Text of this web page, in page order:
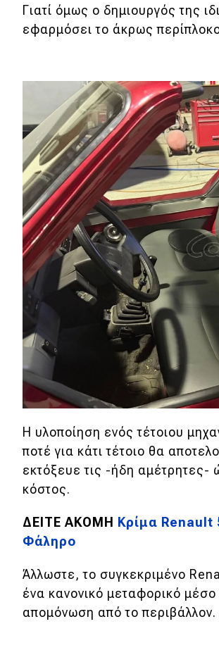
Συμβουλές
eDRIVE
DRIVE USED
Γιατί όμως ο δημιουργός της
εφαρμόσει το άκρως
Η υλοποίηση ενός τέτοιου
ποτέ για κάτι τέτοιο θα
εκτόξευε τις -ήδη αμέτρητες-
κόστος.
ΔΕΙΤΕ ΑΚΟΜΗ Κρίμα Renault
Φάληρο
Άλλωστε, το συγκεκριμένο
ένα κανονικό μεταφορικό
απομόνωση από το περιβάλλον.